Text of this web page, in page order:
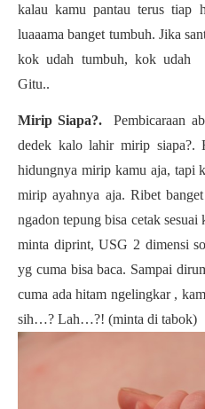
kalau kamu pantau terus tiap
luaaama banget tumbuh. Jika
kok udah tumbuh, kok udah
Gitu..
Mirip Siapa?.
Pembicaraan
dedek kalo lahir mirip siapa?.
hidungnya mirip kamu aja, tapi
mirip ayahnya aja. Ribet
ngadon tepung bisa cetak
minta diprint, USG 2 dimensi
yg cuma bisa baca. Sampai
cuma ada hitam ngelingkar ,
sih…? Lah…?! (minta di tabok)